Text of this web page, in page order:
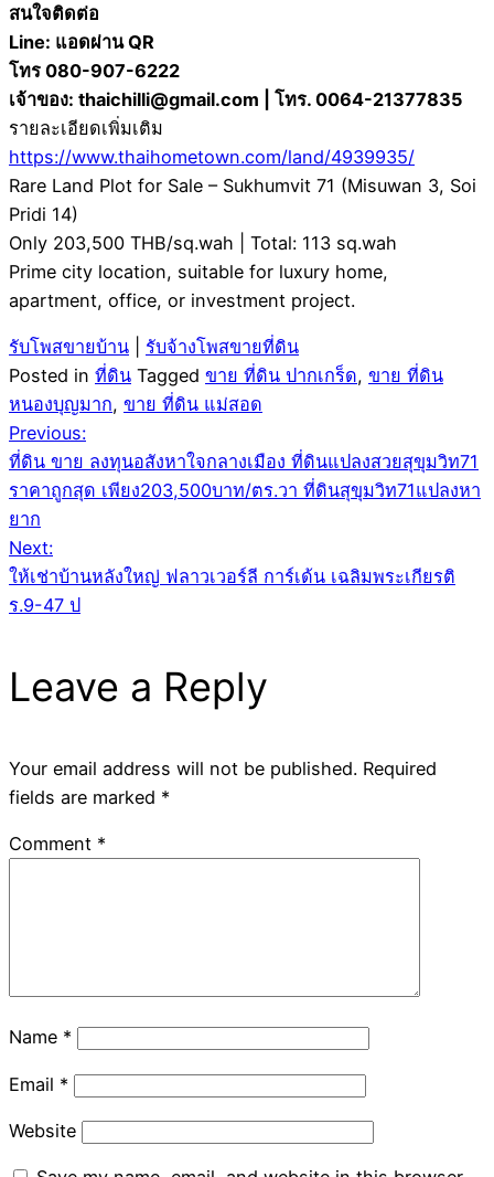
สนใจติดต่อ
Line: แอดผ่าน QR
โทร 080-907-6222
เจ้าของ: thaichilli@gmail.com | โทร. 0064-21377835
รายละเอียดเพิ่มเติม
https://www.thaihometown.com/land/4939935/
Rare Land Plot for Sale – Sukhumvit 71 (Misuwan 3, Soi
Pridi 14)
Only 203,500 THB/sq.wah | Total: 113 sq.wah
Prime city location, suitable for luxury home,
apartment, office, or investment project.
รับโพสขายบ้าน
รับจ้างโพสขายที่ดิน
Posted in ที่ดิน Tagged ขาย ที่ดิน ปากเกร็ด, ขาย ที่ดิน
หนองบุญมาก, ขาย ที่ดิน แม่สอด
Post
navigation
Previous:
ที่ดิน ขาย ลงทุนอสังหาใจกลางเมือง ที่ดินแปลงสวยสุขุมวิท71
ราคาถูกสุด เพียง203,500บาท/ตร.วา ที่ดินสุขุมวิท71แปลงหา
ยาก
Next:
ให้เช่าบ้านหลังใหญ่ ฟลาวเวอร์ลี การ์เด้น เฉลิมพระเกียรติ
ร.9-47 ป
Leave a Reply
Your email address will not be published. Required
fields are marked *
Comment *
Name *
Email *
Website